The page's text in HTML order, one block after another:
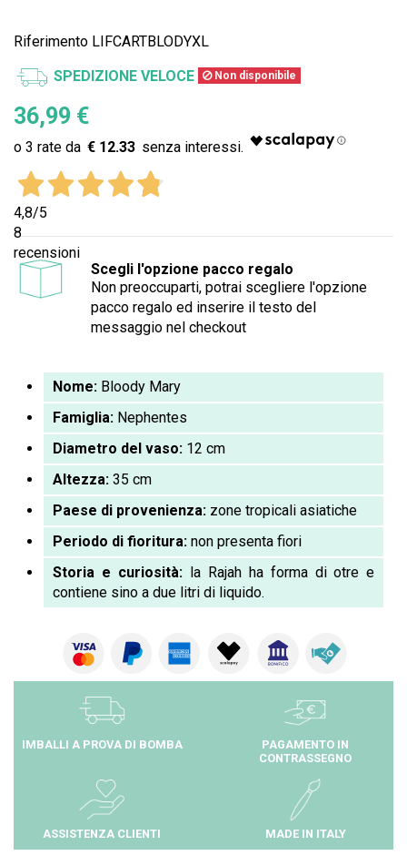
Riferimento LIFCARTBLODYXL
SPEDIZIONE VELOCE Non disponibile
36,99 €
€ 12.33
4,8/5
8
recensioni
Scegli l'opzione pacco regalo
Non preoccuparti, potrai scegliere l'opzione
pacco regalo ed inserire il testo del
messaggio nel checkout
Nome: Bloody Mary
Famiglia: Nephentes
Diametro del vaso: 12 cm
Altezza: 35 cm
Paese di provenienza: zone tropicali asiatiche
Periodo di fioritura: non presenta fiori
Storia e curiosità:la Rajah ha forma di otre e
contiene sino a due litri di liquido.
IMBALLI A PROVA DI BOMBA
PAGAMENTO IN
CONTRASSEGNO
ASSISTENZA CLIENTI MADE IN ITALY